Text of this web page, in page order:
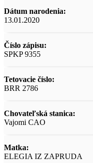
Dátum narodenia:
13.01.2020
Číslo zápisu:
SPKP 9355
Tetovacie číslo:
BRR 2786
Chovateľská stanica:
Vajomi CAO
Matka:
ELEGIA IZ ZAPRUDA